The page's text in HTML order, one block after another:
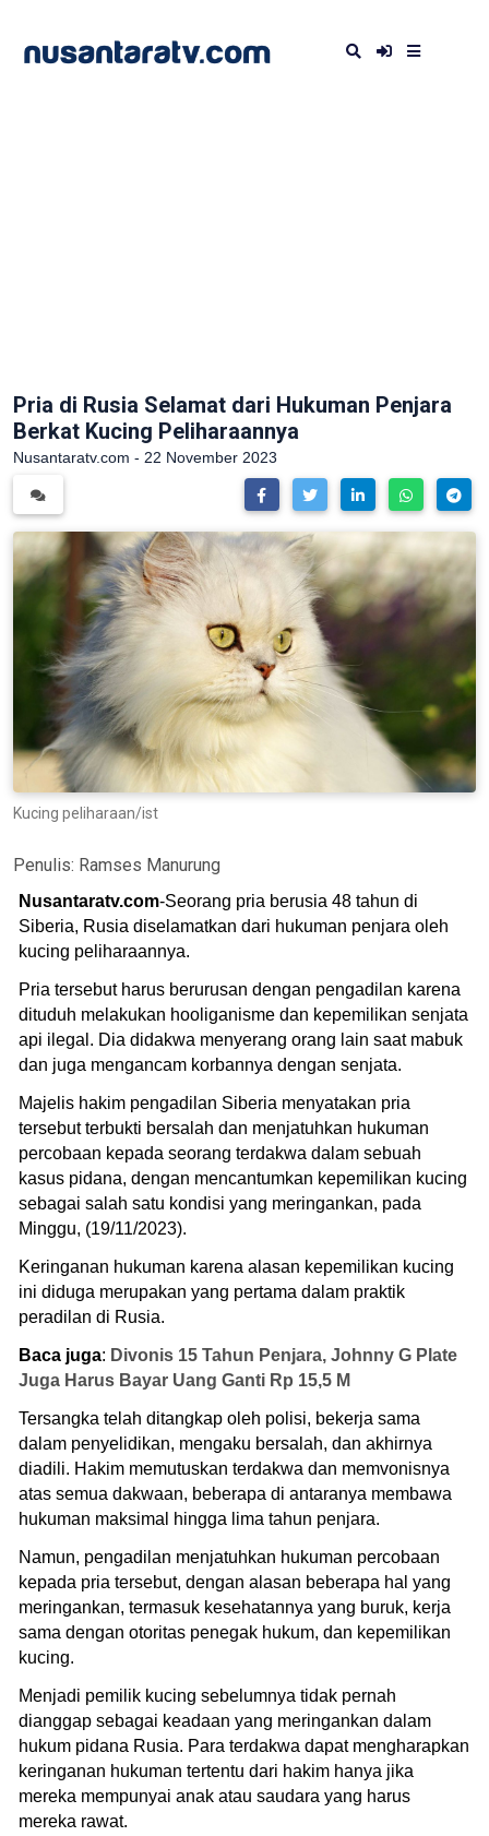
Pria di Rusia Selamat dari Hukuman Penjara
Berkat Kucing Peliharaannya
Nusantaratv.com - 22 November 2023
Kucing peliharaan/ist
Penulis: Ramses Manurung
Nusantaratv.com-Seorang pria berusia 48 tahun di
Siberia, Rusia diselamatkan dari hukuman penjara oleh
kucing peliharaannya.
Pria tersebut harus berurusan dengan pengadilan karena
dituduh melakukan hooliganisme dan kepemilikan senjata
api ilegal. Dia didakwa menyerang orang lain saat mabuk
dan juga mengancam korbannya dengan senjata.
Majelis hakim pengadilan Siberia menyatakan pria
tersebut terbukti bersalah dan menjatuhkan hukuman
percobaan kepada seorang terdakwa dalam sebuah
kasus pidana, dengan mencantumkan kepemilikan kucing
sebagai salah satu kondisi yang meringankan, pada
Minggu, (19/11/2023).
Keringanan hukuman karena alasan kepemilikan kucing
ini diduga merupakan yang pertama dalam praktik
peradilan di Rusia.
Baca juga: Divonis 15 Tahun Penjara, Johnny G Plate
Juga Harus Bayar Uang Ganti Rp 15,5 M
Tersangka telah ditangkap oleh polisi, bekerja sama
dalam penyelidikan, mengaku bersalah, dan akhirnya
diadili. Hakim memutuskan terdakwa dan memvonisnya
atas semua dakwaan, beberapa di antaranya membawa
hukuman maksimal hingga lima tahun penjara.
Namun, pengadilan menjatuhkan hukuman percobaan
kepada pria tersebut, dengan alasan beberapa hal yang
meringankan, termasuk kesehatannya yang buruk, kerja
sama dengan otoritas penegak hukum, dan kepemilikan
kucing.
Menjadi pemilik kucing sebelumnya tidak pernah
dianggap sebagai keadaan yang meringankan dalam
hukum pidana Rusia. Para terdakwa dapat mengharapkan
keringanan hukuman tertentu dari hakim hanya jika
mereka mempunyai anak atau saudara yang harus
mereka rawat.